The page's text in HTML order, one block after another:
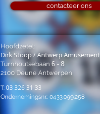
contacteer ons
Hoofdzetel:
Dirk Stoop / Antwerp
Turnhoutsebaan 6 - 8
2100 Deune Antwerpen
T: 03 326 31 33
Ondernemingsnr.: 0433.099.258